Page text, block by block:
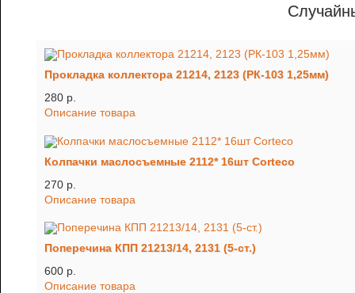
Прокладка коллектора 21214, 2123 (РК-103 1,25мм)
280 p.
Описание товара
Колпачки маслосъемные 2112* 16шт Corteco
270 p.
Описание товара
Поперечина КПП 21213/14, 2131 (5-ст.)
600 p.
Описание товара